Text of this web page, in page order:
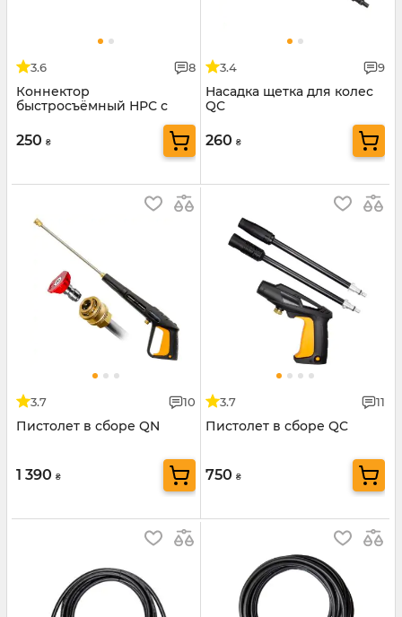
3.6 8
Коннектор
быстросъёмный НРС с
250 ₴
3.4 9
Насадка щетка для колес
QC
260 ₴
3.7 10
Пистолет в сборе QN
1 390 ₴
3.7 11
Пистолет в сборе QC
750 ₴